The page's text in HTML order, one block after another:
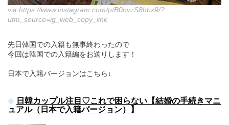
via https://www.instagram.com/p/B0nvzS8hbx9/?
utm_source=ig_web_copy_link
先日韓国での入籍も無事終わったので
今回は韓国での入籍編をお送りします！
日本で入籍バージョンはこちら↓
日韓カップル注目♡これで困らない【結婚の手続きマニ
ュアル（日本で入籍バージョン）】